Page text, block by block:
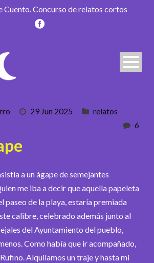
Cuento. Concurso de relatos cortos
29 Jun 2025
relatos
6
a un ágape de semejantes
me iba a decir que aquella papeleta
paseo de la playa, estaría premiada
calibre, celebrado además junto al
del Ayuntamiento del pueblo,
Como había que ir acompañado,
Alquilamos un traje y hasta mi